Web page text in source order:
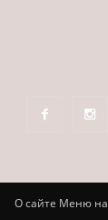
О сайте Меню